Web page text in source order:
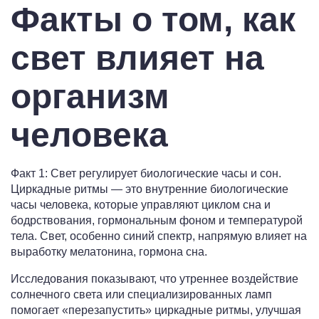
Факты о том, как
свет влияет на
организм
человека
Факт 1: Свет регулирует биологические часы и сон.
Циркадные ритмы — это внутренние биологические
часы человека, которые управляют циклом сна и
бодрствования, гормональным фоном и температурой
тела. Свет, особенно синий спектр, напрямую влияет на
выработку мелатонина, гормона сна.
Исследования показывают, что утреннее воздействие
солнечного света или специализированных ламп
помогает «перезапустить» циркадные ритмы, улучшая